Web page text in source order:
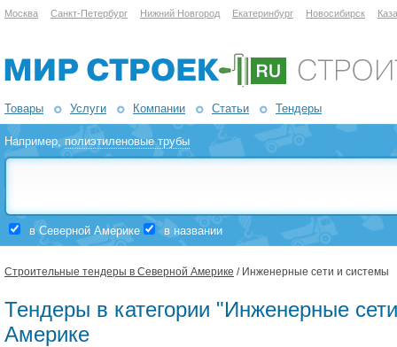
Москва Санкт-Петербург Нижний Новгород Екатеринбург Новосибирск
Товары Услуги Компании Статьи Тендеры
Например,полиэтиленовые трубы
в Северной Америке в названии
Строительные тендеры в Северной Америке / Инженерные сети и системы
Тендеры в категории "Инженерные
Америке